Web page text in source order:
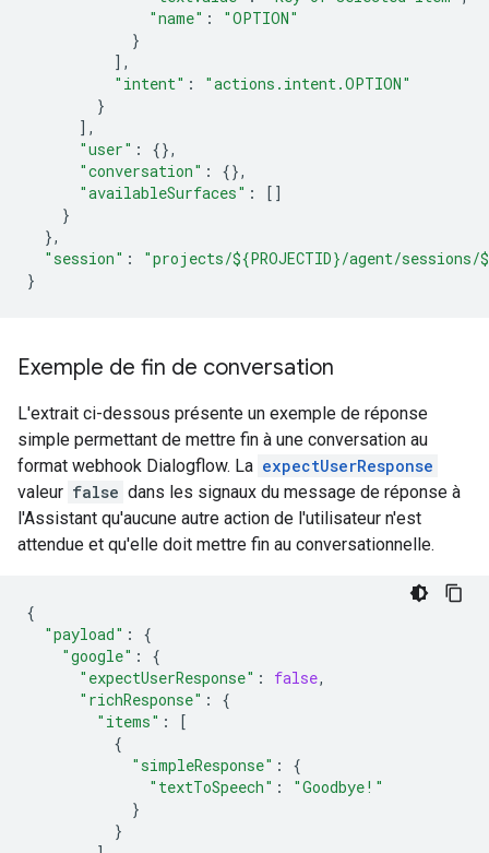
"name" :
"OPTION"
}
],
"intent" :
"actions.intent.OPTION"
}
],
"user" :
{},
"conversation" :
{},
"availableSurfaces" :
[]
}
},
"session" :
"projects/${PROJECTID}/agent/sessions/
}
Exemple de fin de conversation
L'extrait ci-dessous présente un exemple de réponse
simple permettant de mettre fin à une conversation au
format webhook Dialogflow. La expectUserResponse
valeur false dans les signaux du message de réponse à
l'Assistant qu'aucune autre action de l'utilisateur n'est
attendue et qu'elle doit mettre fin au conversationnelle.
{
"payload" :
{
"google" :
{
"expectUserResponse" : false,
"richResponse" :
{
"items" :
[
{
"simpleResponse" :
{
"textToSpeech" :
"Goodbye!"
}
}